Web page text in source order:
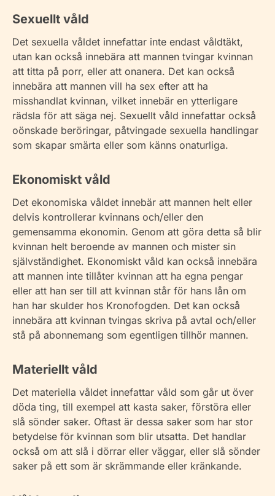
Sexuellt våld
Det sexuella våldet innefattar inte endast våldtäkt,
utan kan också innebära att mannen tvingar kvinnan
att titta på porr, eller att onanera. Det kan också
innebära att mannen vill ha sex efter att ha
misshandlat kvinnan, vilket innebär en ytterligare
rädsla för att säga nej. Sexuellt våld innefattar också
oönskade beröringar, påtvingade sexuella handlingar
som skapar smärta eller som känns onaturliga.
Ekonomiskt våld
Det ekonomiska våldet innebär att mannen helt eller
delvis kontrollerar kvinnans och/eller den
gemensamma ekonomin. Genom att göra detta så blir
kvinnan helt beroende av mannen och mister sin
självständighet. Ekonomiskt våld kan också innebära
att mannen inte tillåter kvinnan att ha egna pengar
eller att han ser till att kvinnan står för hans lån om
han har skulder hos Kronofogden. Det kan också
innebära att kvinnan tvingas skriva på avtal och/eller
stå på abonnemang som egentligen tillhör mannen.
Materiellt våld
Det materiella våldet innefattar våld som går ut över
döda ting, till exempel att kasta saker, förstöra eller
slå sönder saker. Oftast är dessa saker som har stor
betydelse för kvinnan som blir utsatta. Det handlar
också om att slå i dörrar eller väggar, eller slå sönder
saker på ett som är skrämmande eller kränkande.